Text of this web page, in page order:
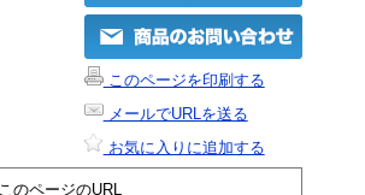
このページを印刷する
メールでURLを送る
お気に入りに追加する
このページのURL